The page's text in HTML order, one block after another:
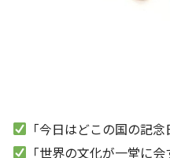
️「今日はどこの国の記念
️「世界の文化が一堂に